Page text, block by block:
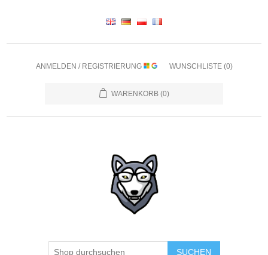
ANMELDEN / REGISTRIERUNG WUNSCHLISTE (0)
WARENKORB (0)
SUCHEN